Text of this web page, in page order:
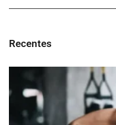
Recentes